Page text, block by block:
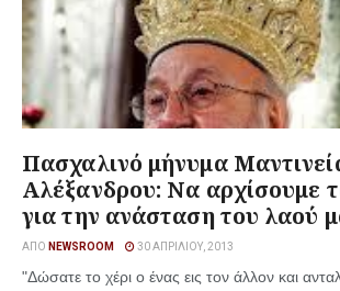
Πασχαλινό μήνυμα
Αλέξανδρου: Να αρχίσουμε
για την ανάσταση του λαού
ΑΠΌ NEWSROOM 30 ΑΠΡΙΛΊΟΥ, 2013
"Δώσατε το χέρι ο ένας εις τον άλλον και